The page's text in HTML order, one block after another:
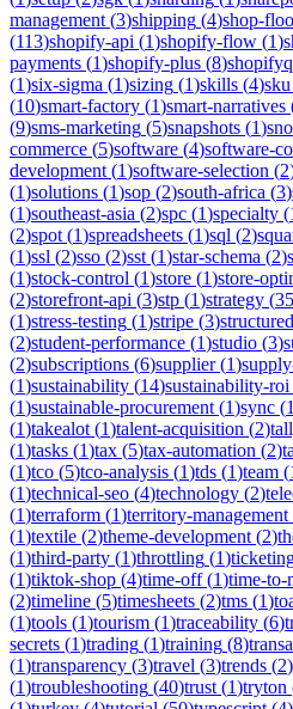
management (3)shipping (4)shop-
(113)shopify-api (1)shopify-flow (1)
payments (1)shopify-plus (8)
(1)six-sigma (1)sizing (1)skills (4)sku
(10)smart-factory (1)smart-narratives
(9)sms-marketing (5)snapshots (1)
commerce (5)software (4)software-
development (1)software-selection (2
(1)solutions (1)sop (2)south-africa (3)
(1)southeast-asia (2)spc (1)specialty (
(2)spot (1)spreadsheets (1)sql (2)
(1)ssl (2)sso (2)sst (1)star-schema (2)
(1)stock-control (1)store (1)store-
(2)storefront-api (3)stp (1)strategy (35
(1)stress-testing (1)stripe (3)
(2)student-performance (1)studio (3)
(2)subscriptions (6)supplier(1)
(1)sustainability (14)sustainability-roi
(1)sustainable-procurement (1)sync (1
(1)takealot (1)talent-acquisition (2)
(1)tasks (1)tax (5)tax-automation (2)
(1)tco (5)tco-analysis (1)tds (1)team (
(1)technical-seo (4)technology (2)
(1)terraform (1)territory-management
(1)textile (2)theme-development (2)
(1)third-party (1)throttling (1)
(1)tiktok-shop (4)time-off(1)time-to-
(2)timeline (5)timesheets (2)tms (1)
(1)tools (1)tourism (1)traceability (6)
secrets (1)trading (1)training (8)
(1)transparency (3)travel (3)trends (2)
(1)troubleshooting (40)trust (1)tryton